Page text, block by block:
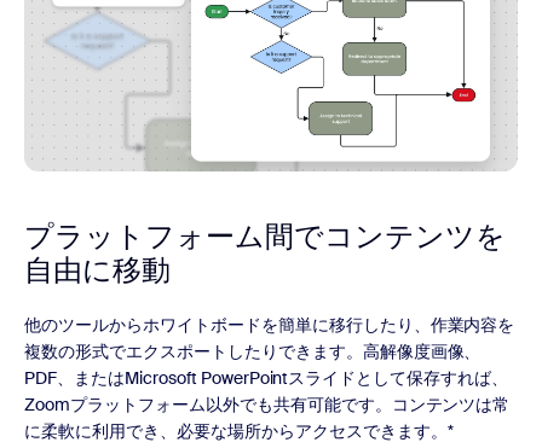
プラットフォーム間でコンテンツを
自由に移動
他のツールからホワイトボードを簡単に移行したり、作業内容を
複数の形式でエクスポートしたりできます。高解像度画像、
PDF、またはMicrosoft PowerPointスライドとして保存すれば、
Zoomプラットフォーム以外でも共有可能です。コンテンツは常
に柔軟に利用でき、必要な場所からアクセスできます。*